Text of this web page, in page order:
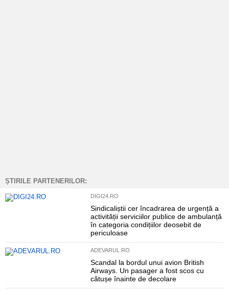
ȘTIRILE PARTENERILOR:
DIGI24.RO
Sindicaliștii cer încadrarea de urgență a
activității serviciilor publice de ambulanță
în categoria condițiilor deosebit de
periculoase
ADEVARUL.RO
Scandal la bordul unui avion British
Airways. Un pasager a fost scos cu
cătușe înainte de decolare